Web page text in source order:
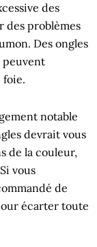
des
des problèmes
Des ongles
peuvent
foie.
notable
devrait vous
de la couleur,
vous
de
écarter toute